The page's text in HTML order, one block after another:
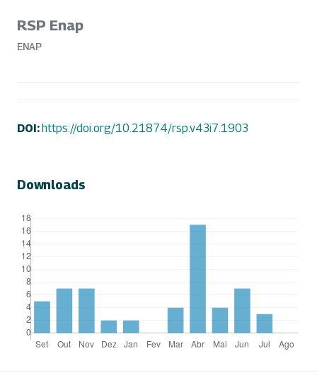
RSP Enap
ENAP
DOI:https://doi.org/10.21874/rsp.v43i7.1903
Downloads